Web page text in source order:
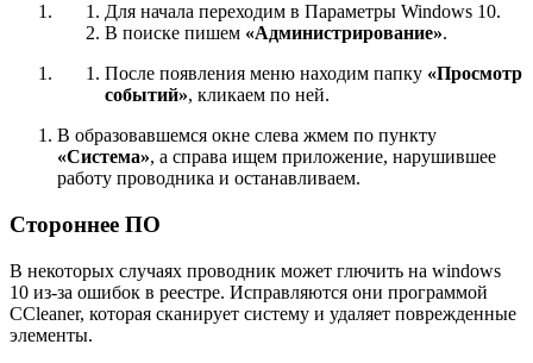
Для начала переходим в Параметры Windows 10.
В поиске пишем «Администрирование».
После появления меню находим папку «Просмотр
событий», кликаем по ней.
В образовавшемся окне слева жмем по пункту
«Система», а справа ищем приложение, нарушившее
работу проводника и останавливаем.
Стороннее ПО
В некоторых случаях проводник может глючить на windows
10 из-за ошибок в реестре. Исправляются они программой
CCleaner, которая сканирует систему и удаляет поврежденные
элементы.